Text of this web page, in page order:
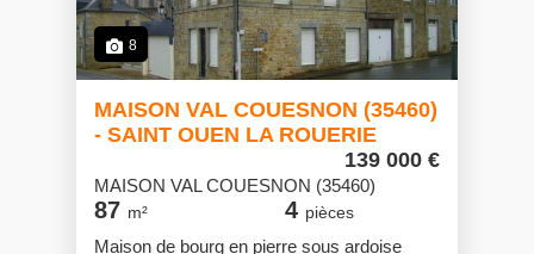
8
MAISON VAL COUESNON (35460)
- SAINT OUEN LA ROUERIE
139 000 €
MAISON VAL COUESNON (35460)
87 m² 4 pièces
Maison de bourg en pierre sous ardoise